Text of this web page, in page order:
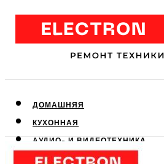
ДОМАШНЯЯ
КУХОННАЯ
АУДИО- И ВИДЕОТЕХНИКА
КЛИМАТИЧЕСКАЯ